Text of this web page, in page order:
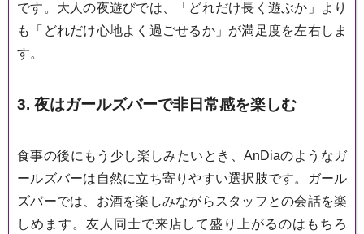
です。大人の夜遊びでは、「どれだけ長く遊ぶか」より
も「どれだけ心地よく過ごせるか」が満足度を左右しま
す。
3. 夜はガールズバーで非日常感を楽しむ
食事の後にもう少し楽しみたいとき、AnDiaのようなガ
ールズバーは自然に立ち寄りやすい選択肢です。ガール
ズバーでは、お酒を楽しみながらスタッフとの会話を楽
しめます。友人同士で来店して盛り上がるのはもちろ